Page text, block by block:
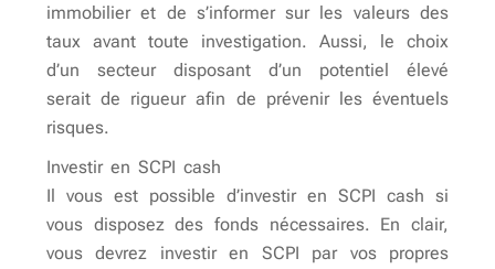
immobilier et de s’informer sur les valeurs des
taux avant toute investigation. Aussi, le choix
d’un secteur disposant d’un potentiel élevé
serait de rigueur afin de prévenir les éventuels
risques.
Investir en SCPI cash
Il vous est possible d’investir en SCPI cash si
vous disposez des fonds nécessaires. En clair,
vous devrez investir en SCPI par vos propres